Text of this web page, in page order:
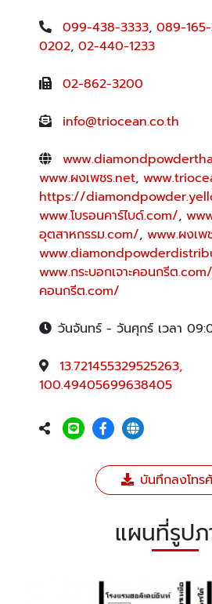
099-438-3333, 089-
0202, 02-440-1233
02-862-3200
info@triocean.co.th
www.ผงเพชร.net,
https://
www.โบรอนคาร์ไบด์.com/,
อุตสาหกรรม.com/, www.ผงเ
www.กระบอกเจาะคอนกรีต.com/
คอนกรีต.com/
วันจันทร์ - วันศุกร์ เวลา
13.721455329525263,
100.49405699638405
บันทึกลงโทร
แผนที่รูป